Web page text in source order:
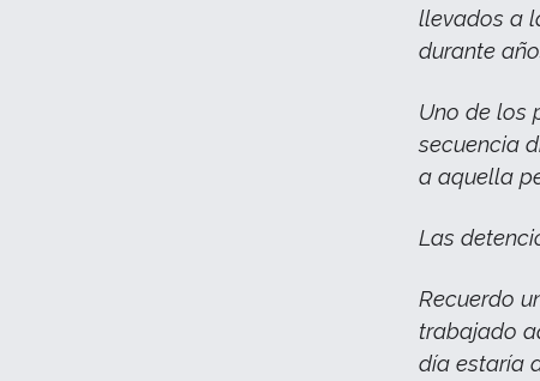
llevados a
durante
Uno de los
secuencia
a aquella
Las
Recuerdo
trabajado
día estaría